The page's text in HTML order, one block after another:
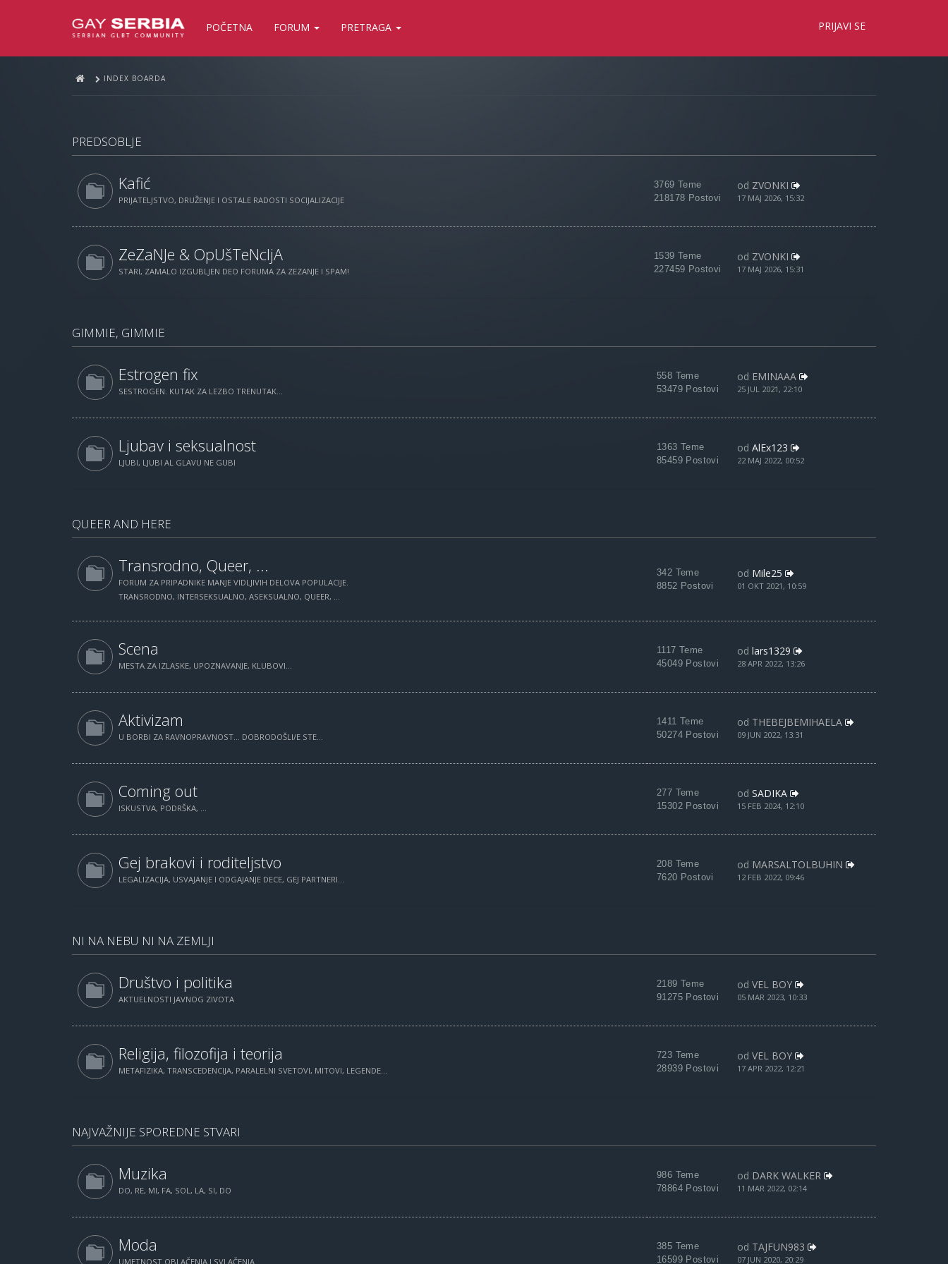
POČETNA FORUM PRETRAGA PRIJAVI SE
INDEX BOARDA
PREDSOBLJE
Kafić
PRIJATELJSTVO, DRUŽENJE I OSTALE RADOSTI SOCIJALIZACIJE
3769 Teme
218178 Postovi
od ZVONKI
17 MAJ 2026, 15:32
ZeZaNJe & OpUšTeNcIjA
STARI, ZAMALO IZGUBLJEN DEO FORUMA ZA ZEZANJE I SPAM!
1539 Teme
227459 Postovi
od ZVONKI
17 MAJ 2026, 15:31
GIMMIE, GIMMIE
Estrogen fix
SESTROGEN. KUTAK ZA LEZBO TRENUTAK...
558 Teme
53479 Postovi
od EMINAAA
25 JUL 2021, 22:10
Ljubav i seksualnost
LJUBI, LJUBI AL GLAVU NE GUBI
1363 Teme
85459 Postovi
od AlEx123
22 MAJ 2022, 00:52
QUEER AND HERE
Transrodno, Queer, ...
FORUM ZA PRIPADNIKE MANJE VIDLJIVIH DELOVA POPULACIJE.
TRANSRODNO, INTERSEKSUALNO, ASEKSUALNO, QUEER, ...
342 Teme
8852 Postovi
od Mile25
01 OKT 2021, 10:59
Scena
MESTA ZA IZLASKE, UPOZNAVANJE, KLUBOVI...
1117 Teme
45049 Postovi
od lars1329
28 APR 2022, 13:26
Aktivizam
U BORBI ZA RAVNOPRAVNOST... DOBRODOŠLI/E STE...
1411 Teme
50274 Postovi
od THEBEJBEMIHAELA
09 JUN 2022, 13:31
Coming out
ISKUSTVA, PODRŠKA, ...
277 Teme
15302 Postovi
od SADIKA
15 FEB 2024, 12:10
Gej brakovi i roditeljstvo
LEGALIZACIJA, USVAJANJE I ODGAJANJE DECE, GEJ PARTNERI...
208 Teme
7620 Postovi
od MARSALTOLBUHIN
12 FEB 2022, 09:46
NI NA NEBU NI NA ZEMLJI
Društvo i politika
AKTUELNOSTI JAVNOG ZIVOTA
2189 Teme
91275 Postovi
od VEL BOY
05 MAR 2023, 10:33
Religija, filozofija i teorija
METAFIZIKA, TRANSCEDENCIJA, PARALELNI SVETOVI, MITOVI, LEGENDE...
723 Teme
28939 Postovi
od VEL BOY
17 APR 2022, 12:21
NAJVAŽNIJE SPOREDNE STVARI
Muzika
DO, RE, MI, FA, SOL, LA, SI, DO
986 Teme
78864 Postovi
od DARK WALKER
11 MAR 2022, 02:14
Moda
UMETNOST OBLAČENJA I SVLAČENJA
385 Teme
16599 Postovi
od TAJFUN983
07 JUN 2020, 20:29